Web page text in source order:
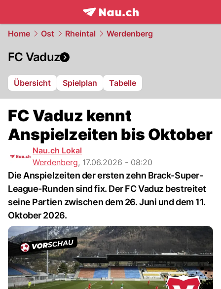
frontpage.NAU.ch
Home Ost Rheintal Werdenberg
FC Vaduz
Übersicht Spielplan Tabelle
FC Vaduz kennt
Anspielzeiten bis Oktober
Nau.ch Lokal
Werdenberg, 17.06.2026 - 08:20
Die Anspielzeiten der ersten zehn Brack-Super-
League-Runden sind fix. Der FC Vaduz bestreitet
seine Partien zwischen dem 26. Juni und dem 11.
Oktober 2026.